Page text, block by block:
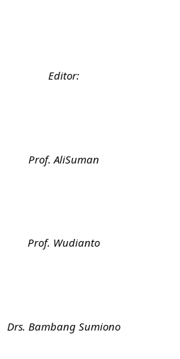
Editor:
Prof. AliSuman
Prof. Wudianto
Drs. Bambang Sumiono